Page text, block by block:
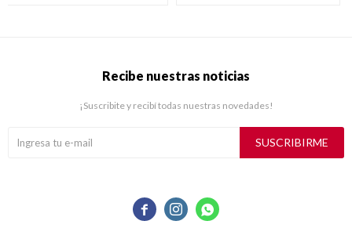
  
Recibe nuestras noticias
¡Suscribite y recibí todas nuestras novedades!
SUSCRIBIRME